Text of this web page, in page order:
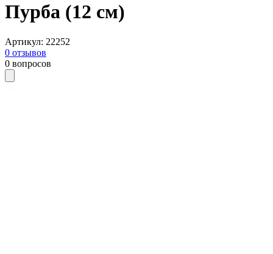
Пурба (12 см)
Артикул: 22252
0 отзывов
0 вопросов